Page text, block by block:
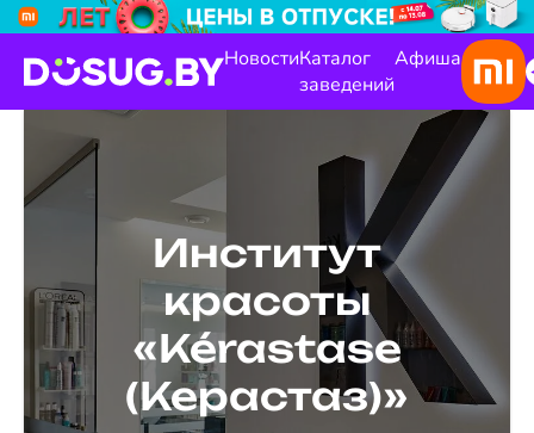
НовостиКаталог
заведений
Афиша
Институт
красоты
«Kérastase
(Керастаз)»